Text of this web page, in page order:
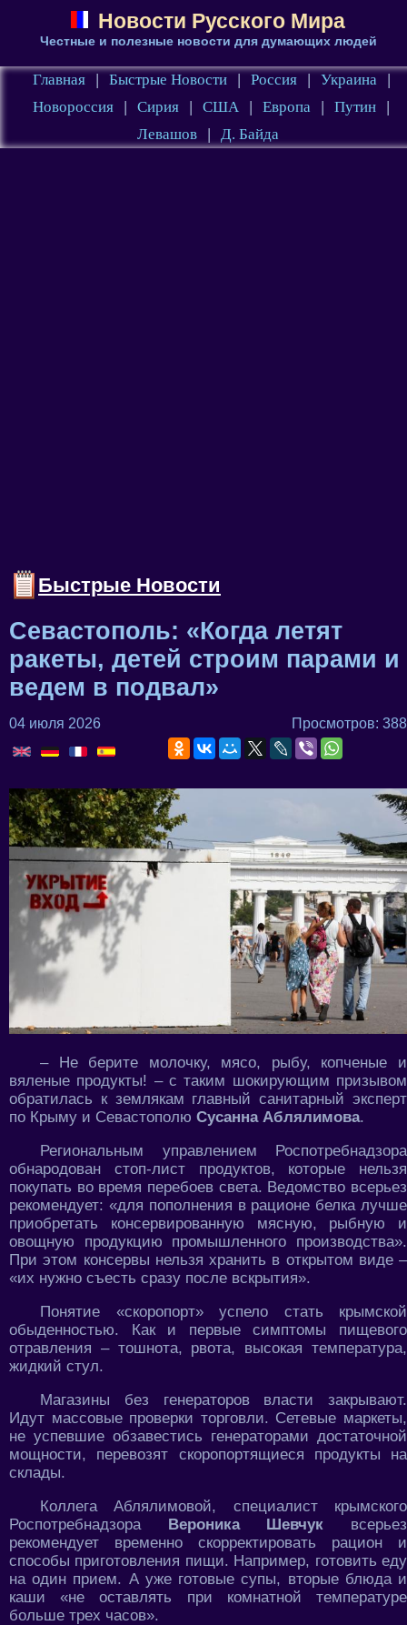
Новости Русского Мира
Честные и полезные новости для думающих людей
Главная | Быстрые Новости | Россия | Украина
|
Новороссия
| Сирия | США | Европа | Путин
|
Левашов
| Д. Байда
Быстрые Новости
Севастополь: «Когда летят
ракеты, детей строим парами и
ведем в подвал»
04 июля 2026 Просмотров: 388
– Не берите молочку, мясо, рыбу, копченые и
вяленые продукты! – с таким шокирующим призывом
обратилась к землякам главный санитарный эксперт
по Крыму и Севастополю Сусанна Аблялимова.
Региональным управлением Роспотребнадзора
обнародован стоп-лист продуктов, которые нельзя
покупать во время перебоев света. Ведомство всерьез
рекомендует: «для пополнения в рационе белка лучше
приобретать консервированную мясную, рыбную и
овощную продукцию промышленного производства».
При этом консервы нельзя хранить в открытом виде –
«их нужно съесть сразу после вскрытия».
Понятие «скоропорт» успело стать крымской
обыденностью. Как и первые симптомы пищевого
отравления – тошнота, рвота, высокая температура,
жидкий стул.
Магазины без генераторов власти закрывают.
Идут массовые проверки торговли. Сетевые маркеты,
не успевшие обзавестись генераторами достаточной
мощности, перевозят скоропортящиеся продукты на
склады.
Коллега Аблялимовой, специалист крымского
Роспотребнадзора Вероника Шевчук всерьез
рекомендует временно скорректировать рацион и
способы приготовления пищи. Например, готовить еду
на один прием. А уже готовые супы, вторые блюда и
каши «не оставлять при комнатной температуре
больше трех часов».